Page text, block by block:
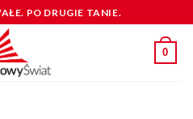
PO DRUGIE TANIE.
0